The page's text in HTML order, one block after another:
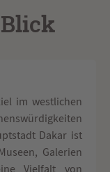
im westlichen
Dakar ist
Galerien
Vielfalt von